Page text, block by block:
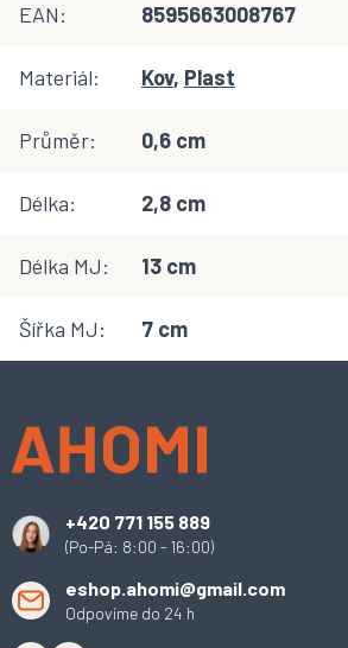
EAN: 8595663008767
Materiál: Kov, Plast
Průměr: 0,6 cm
Délka: 2,8 cm
Délka MJ: 13 cm
Šířka MJ: 7 cm
+420 771 155 889
(Po-Pá: 8:00 - 16:00)
eshop.ahomi@gmail.com
Odpovíme do 24 h